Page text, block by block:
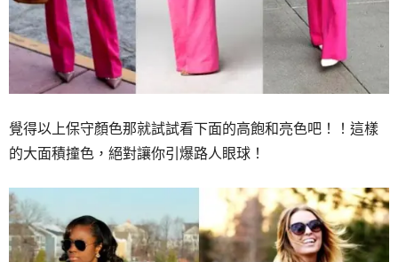
覺得以上保守顏色那就試試看下面的高飽和亮色吧！！這樣
的大面積撞色，絕對讓你引爆路人眼球！